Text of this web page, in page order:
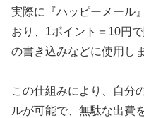
実際に『ハッピーメール
おり、1ポイント＝10円
の書き込みなどに使用しま
この仕組みにより、自分
ルが可能で、無駄な出費